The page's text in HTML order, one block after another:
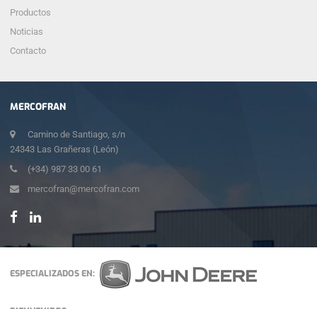
MERCOFRAN
Camino de Santiago, s/n
24343 Las Grañeras (León)
(+34) 987 33 00 61
mercofran@mercofran.com
Productos
Noticias
Contacto
ESPECIALIZADOS EN: